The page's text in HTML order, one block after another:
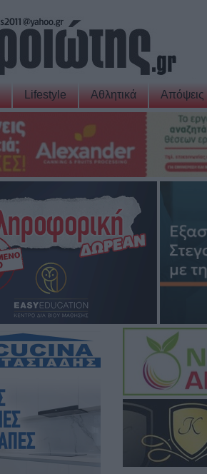
Lifestyle Αθλητικά Απόψεις